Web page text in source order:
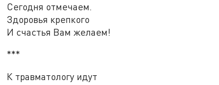
Сегодня отмечаем.
Здоровья крепкого
И счастья Вам желаем!
***
К травматологу идут